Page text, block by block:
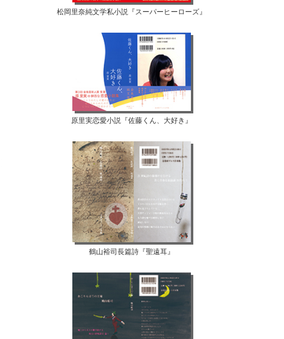
松岡里奈純文学私小説『スーパーヒーローズ』
原里実恋愛小説『佐藤くん、大好き』
鶴山裕司長篇詩『聖遠耳』